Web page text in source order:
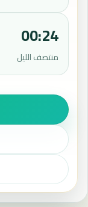
00:24
منتصف الليل